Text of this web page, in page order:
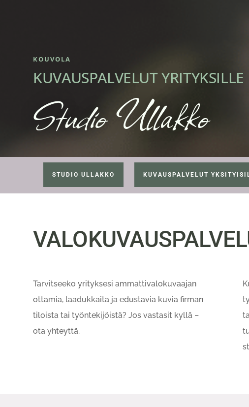
KOUVOLA
KUVAUSPALVELUT YRITYKSILLE
Studio Ullakko
STUDIO ULLAKKO KUVAUSPALVELUT
Tarvitseeko yrityksesi ammattivalokuvaajan
ottamia, laadukkaita ja edustavia kuvia firman
tiloista tai työntekijöistä? Jos vastasit kyllä –
ota yhteyttä.